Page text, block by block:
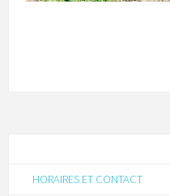
HORAIRES ET CONTACT